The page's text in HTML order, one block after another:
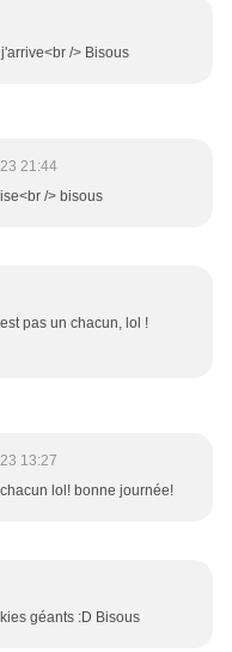
/> Bisous
21:44
/> bisous
pas un chacun, lol !
13:27
lol! bonne journée!
géants :D Bisous